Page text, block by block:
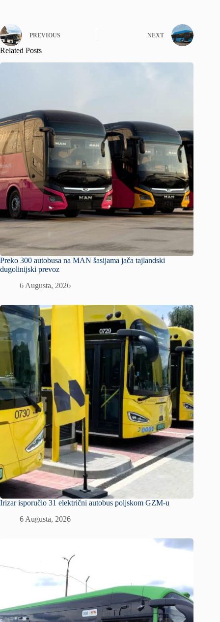
PREVIOUS NEXT
Related Posts
Preko 300 autobusa na MAN šasijama jača tajlandski
dugolinijski prevoz
6 Augusta, 2026
Irizar isporučio 31 električni autobus poljskom GZM-u
6 Augusta, 2026